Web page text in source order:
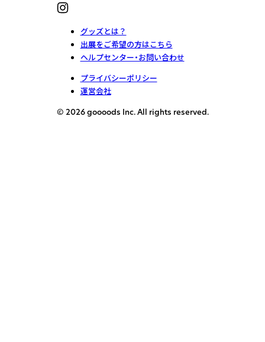
グッズとは？
出展をご希望の方はこちら
ヘルプセンター・お問い合わせ
プライバシーポリシー
運営会社
© 2026 goooods Inc. All rights reserved.